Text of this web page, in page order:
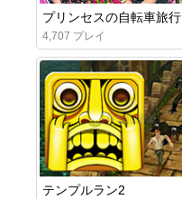
プリンセスの自転車旅行
4,707 プレイ
テンプルラン2